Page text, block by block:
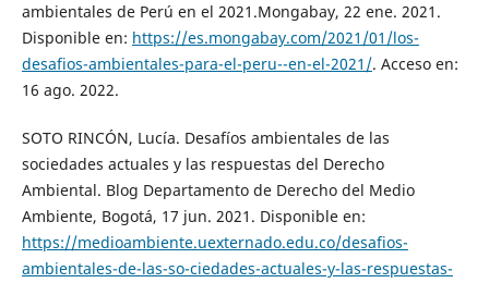
ambientales de Perú en el 2021.Mongabay, 22 ene. 2021.
Disponible en: https://es.mongabay.com/2021/01/los-
desafios-ambientales-para-el-peru--en-el-2021/. Acceso en:
16 ago. 2022.
SOTO RINCÓN, Lucía. Desafíos ambientales de las
sociedades actuales y las respuestas del Derecho
Ambiental. Blog Departamento de Derecho del Medio
Ambiente, Bogotá, 17 jun. 2021. Disponible en:
https://medioambiente.uexternado.edu.co/desafios-
ambientales-de-las-so-ciedades-actuales-y-las-respuestas-